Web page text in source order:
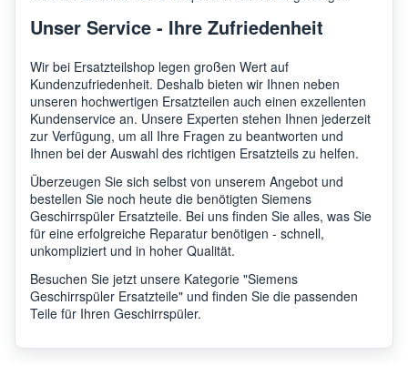
Siemens SD6P1S
Siemens
Siemens SN63HX60CE/13
Siemens
Unser Service - Ihre Zufriedenheit
Wir bei Ersatzteilshop legen großen Wert auf
Kundenzufriedenheit. Deshalb bieten wir Ihnen neben
unseren hochwertigen Ersatzteilen auch einen exzellenten
Kundenservice an. Unsere Experten stehen Ihnen jederzeit
zur Verfügung, um all Ihre Fragen zu beantworten und
Ihnen bei der Auswahl des richtigen Ersatzteils zu helfen.
Überzeugen Sie sich selbst von unserem Angebot und
bestellen Sie noch heute die benötigten Siemens
Geschirrspüler Ersatzteile. Bei uns finden Sie alles, was Sie
für eine erfolgreiche Reparatur benötigen - schnell,
unkompliziert und in hoher Qualität.
Besuchen Sie jetzt unsere Kategorie "Siemens
Geschirrspüler Ersatzteile" und finden Sie die passenden
Teile für Ihren Geschirrspüler.